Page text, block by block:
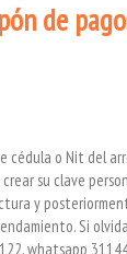
de
cédula o Nit del
su clave
y
Si
whatsapp